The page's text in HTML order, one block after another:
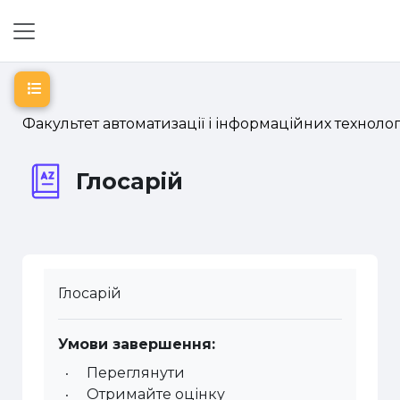
Факультет автоматизації і інформаційних
Глосарій
Відкритий покажчик курсу
Глосарій
Умови завершення:
Переглянути
Отримайте оцінку